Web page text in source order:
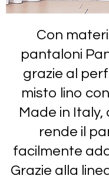
Con
pantaloni
grazie al
misto lino
Made in Italy,
rende il
facilmente
Grazie alla